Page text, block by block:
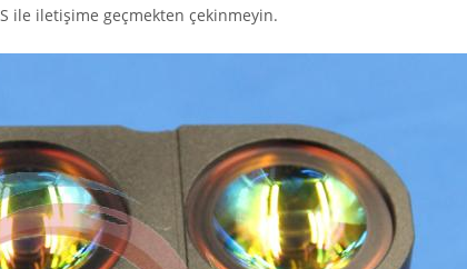
ile iletişime geçmekten çekinmeyin.